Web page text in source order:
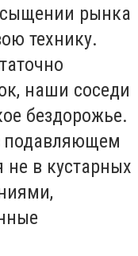
рынка
технику.
наши соседи
бездорожье.
подавляющем
не в кустарных